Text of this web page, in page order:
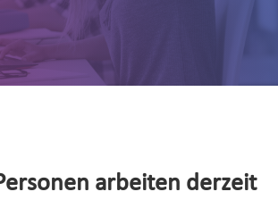
arbeiten derzeit